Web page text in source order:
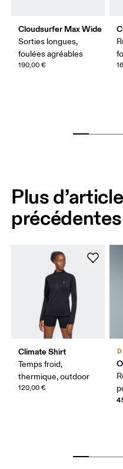
Cloudsurfer Max Wide
Sorties longues,
foulées agréables
190,00 €
Plus
précédentes
Climate Shirt
Temps froid,
thermique, outdoor
120,00 €